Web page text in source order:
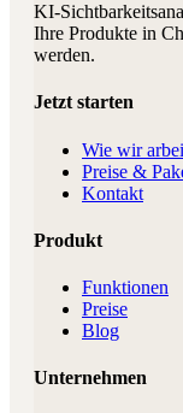
KI-
Ihre Produkte in
werden.
Jetzt starten
Wie wir
Preise &
Kontakt
Produkt
Funktionen
Preise
Blog
Unternehmen